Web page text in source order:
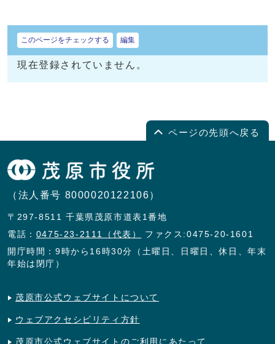
このページをチェックする 編集
現在登録されていません。
ページの先頭へ戻る
（法人番号 8000020122106）
〒297-8511 千葉県茂原市道表1番地
電話： 0475-23-2111（代表）
ファクス:0475-20-1601
開庁時間：9時から16時30分（土曜日、日曜日、休日、年末
年始は閉庁）
茂原市公式ウェブサイトについて
ウェブアクセシビリティ方針
茂原市公式ウェブサイトのご利用にあたって